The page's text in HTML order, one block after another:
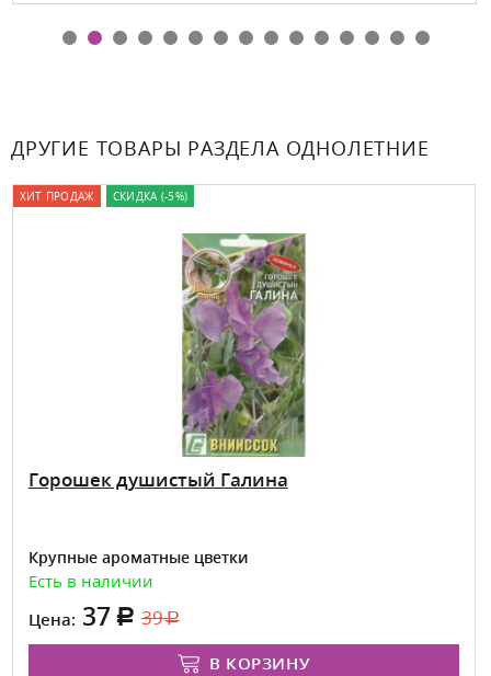
ДРУГИЕ ТОВАРЫ РАЗДЕЛА ОДНОЛЕТНИЕ
ХИТ ПРОДАЖ СКИДКА (-5%)
Горошек душистый Галина
Крупные ароматные цветки
Есть в наличии
Цена: 37 39
В КОРЗИНУ